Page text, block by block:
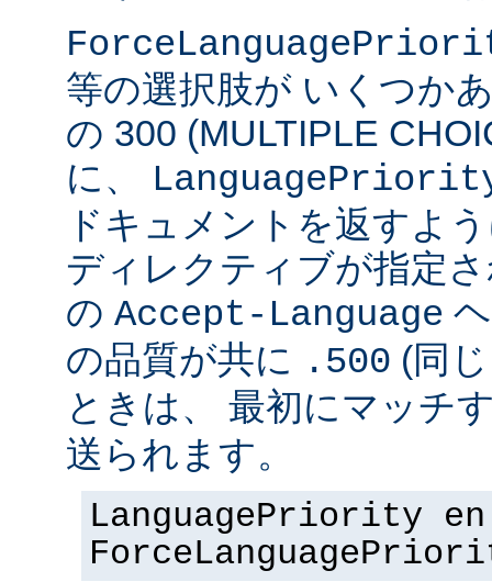
等の選択肢が いくつか
の 300 (MULTIPLE
に、
ドキュメントを返すよ
ディレクティブが指定
の Accept-Language
の品質が共に .500 (同
ときは、 最初にマッチ
送られます。
LanguagePriority